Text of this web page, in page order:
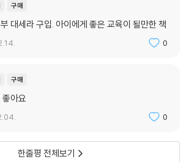
구매
대세라 구입. 아이에게 좋은 교육이 될만한 책
0
구매
아요
0
한줄평 전체보기